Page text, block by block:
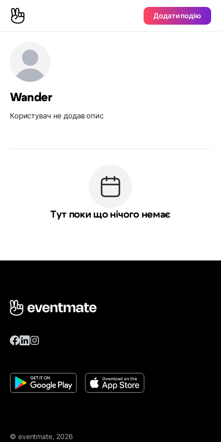
Додати подію
Wander
Користувач не додав опис
Тут поки що нічого немає
© eventmate, 2026